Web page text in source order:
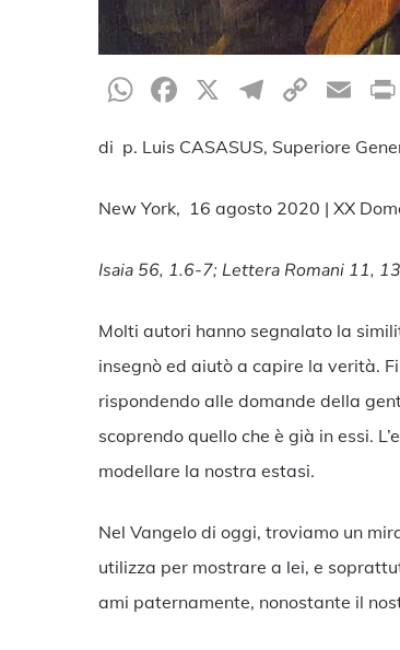
WhatsApp
Facebook
X
Copy
di p. Luis CASASUS, Superiore
New York, 16 agosto 2020 | XX
Isaia 56, 1.6-7; Lettera Romani 11,
Molti autori hanno segnalato la
insegnò ed aiutò a capire la verità.
rispondendo alle domande della
scoprendo quello che è già in essi.
modellare la nostra estasi.
Nel Vangelo di oggi, troviamo un
utilizza per mostrare a lei, e
ami paternamente, nonostante il